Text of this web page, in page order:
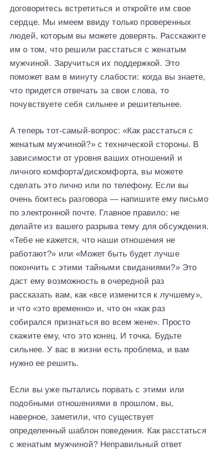
договоритесь встретиться и откройте им свое
сердце. Мы имеем ввиду только проверенных
людей, которым вы можете доверять. Расскажите
им о том, что решили расстаться с женатым
мужчиной. Заручиться их поддержкой. Это
поможет вам в минуту слабости: когда вы знаете,
что придется отвечать за свои слова, то
почувствуете себя сильнее и решительнее.
А теперь тот-самый-вопрос: «Как расстаться с
женатым мужчиной?» с технической стороны. В
зависимости от уровня ваших отношений и
личного комфорта/дискомфорта, вы можете
сделать это лично или по телефону. Если вы
очень боитесь разговора — напишите ему письмо
по электронной почте. Главное правило: не
делайте из вашего разрыва тему для обсуждения.
«Тебе не кажется, что наши отношения не
работают?» или «Может быть будет лучше
покончить с этими тайными свиданиями?» Это
даст ему возможность в очередной раз
рассказать вам, как «все изменится к лучшему»,
и что «это временно» и, что он «как раз
собирался признаться во всем жене». Просто
скажите ему, что это конец. И точка. Будьте
сильнее. У вас в жизни есть проблема, и вам
нужно ее решить.
Если вы уже пытались порвать с этими или
подобными отношениями в прошлом, вы,
наверное, заметили, что существует
определенный шаблон поведения. Как расстаться
с женатым мужчиной? Неправильный ответ